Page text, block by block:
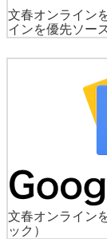
文春オンライン
インを優先ソー
文春オンライン
ック）